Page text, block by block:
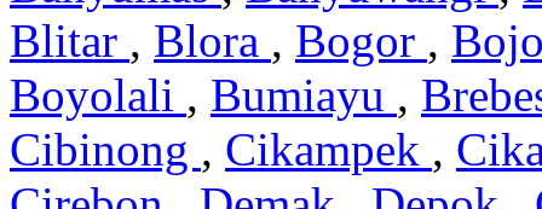
Blitar , Blora , Bogor ,
Boyolali , Bumiayu ,
Cibinong , Cikampek ,